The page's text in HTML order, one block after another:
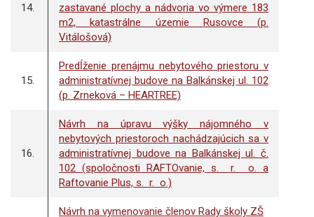
14.
zastavané plochy a nádvoria vo výmere 183
m2, katastrálne územie Rusovce (p.
Vitálošová)
15.
Predĺženie prenájmu nebytového priestoru v
administratívnej budove na Balkánskej ul. 102
(p. Zrneková – HEARTREE)
16.
Návrh na úpravu výšky nájomného v
nebytových priestoroch nachádzajúcich sa v
administratívnej budove na Balkánskej ul. č.
102 (spoločnosti RAFTOvanie, s. r. o. a
Raftovanie Plus, s. r. o.)
Návrh na vymenovanie členov Rady školy ZŠ